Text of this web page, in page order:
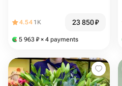
4.54 1K 23 850₽
5 963 ₽ × 4 payments